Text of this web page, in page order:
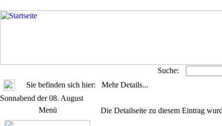
Suche:
Sie befinden sich hier: Mehr Details...
Sonnabend der 08. August
Menü
Die Detailseite zu diesem Eintrag